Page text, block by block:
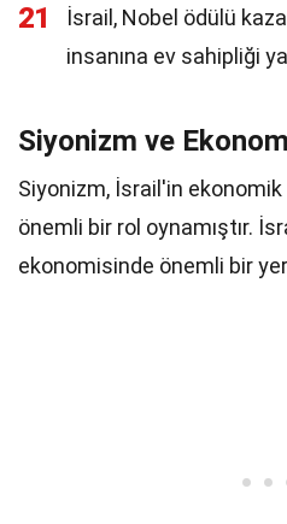
21
İsrail, Nobel ödülü
insanına ev sahipliği
Siyonizm ve
Siyonizm, İsrail'in ekonomik
önemli bir rol oynamıştır.
ekonomisinde önemli bir